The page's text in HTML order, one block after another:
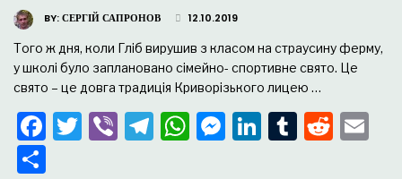
BY:СЕРГІЙ САПРОНОВ 12.10.2019
Того ж дня, коли Гліб вирушив з класом на страусину ферму,
у школі було заплановано сімейно- спортивне свято. Це
свято – це довга традиція Криворізького лицею …
Facebook
Twitter
ViberTelegram
WhatsApp
Messenger
LinkedIn
Tumblr